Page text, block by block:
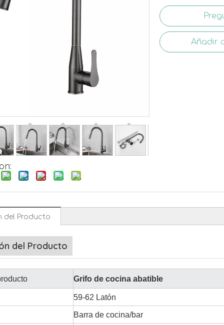
Añadir
del Producto
del Producto
Grifo de cocina abatible
59-62 Latón
Barra de cocina/bar